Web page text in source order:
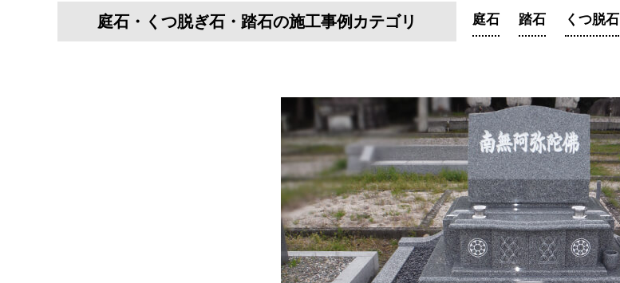
庭石・くつ脱ぎ石・踏石の施工事例カテゴリ 庭石 踏石 くつ脱石